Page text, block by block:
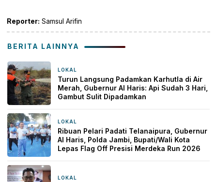
Reporter: Samsul Arifin
BERITA LAINNYA
LOKAL
Turun Langsung Padamkan Karhutla di Air
Merah, Gubernur Al Haris: Api Sudah 3 Hari,
Gambut Sulit Dipadamkan
LOKAL
Ribuan Pelari Padati Telanaipura, Gubernur
Al Haris, Polda Jambi, Bupati/Wali Kota
Lepas Flag Off Presisi Merdeka Run 2026
LOKAL